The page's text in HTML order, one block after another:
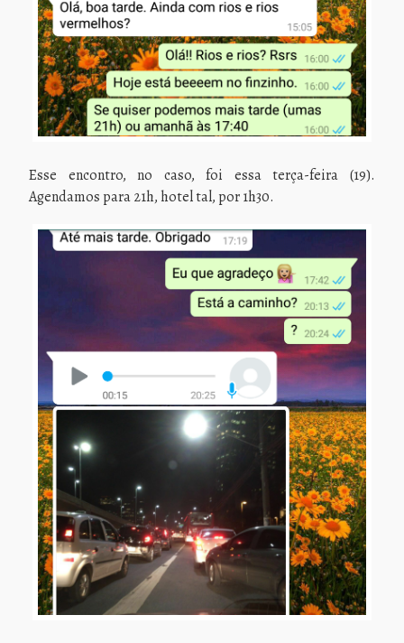
Esse encontro, no caso, foi essa terça-feira (19).
Agendamos para 21h, hotel tal, por 1h30.